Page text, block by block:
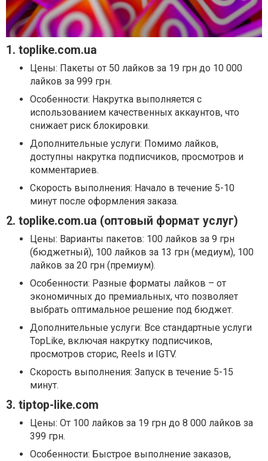
1. toplike.com.ua
Цены: Пакеты от 50 лайков за 19 грн до 10 000
лайков за 999 грн.
Особенности: Накрутка выполняется с
использованием качественных аккаунтов, что
снижает риск блокировки.
Дополнительные услуги: Помимо лайков,
доступны накрутка подписчиков, просмотров и
комментариев.
Скорость выполнения: Начало в течение 5-10
минут после оформления заказа.
2. toplike.com.ua (оптовый формат услуг)
Цены: Варианты пакетов: 100 лайков за 9 грн
(бюджетный), 100 лайков за 13 грн (медиум), 100
лайков за 20 грн (премиум).
Особенности: Разные форматы лайков – от
экономичных до премиальных, что позволяет
выбрать оптимальное решение под бюджет.
Дополнительные услуги: Все стандартные услуги
TopLike, включая накрутку подписчиков,
просмотров сторис, Reels и IGTV.
Скорость выполнения: Запуск в течение 5-15
минут.
3. tiptop-like.com
Цены: От 100 лайков за 19 грн до 8 000 лайков за
399 грн.
Особенности: Быстрое выполнение заказов,